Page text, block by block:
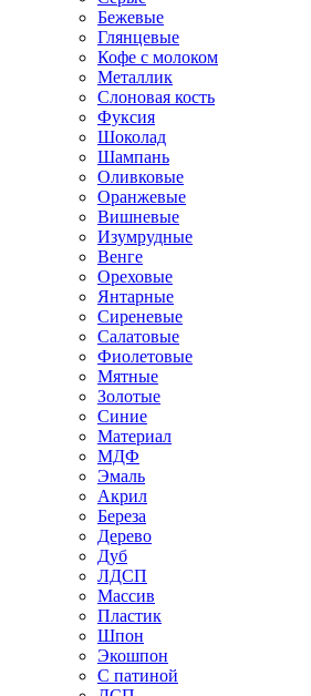
Бежевые
Глянцевые
Кофе с молоком
Металлик
Слоновая кость
Фуксия
Шоколад
Шампань
Оливковые
Оранжевые
Вишневые
Изумрудные
Венге
Ореховые
Янтарные
Сиреневые
Салатовые
Фиолетовые
Мятные
Золотые
Синие
Материал
МДФ
Эмаль
Акрил
Береза
Дерево
Дуб
ЛДСП
Массив
Пластик
Шпон
Экошпон
С патиной